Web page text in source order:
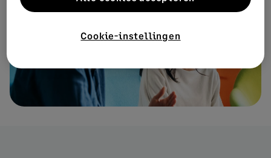
Cookie-instellingen